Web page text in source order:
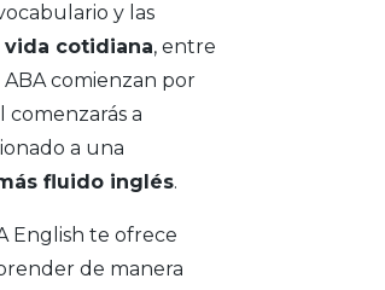
y las
cotidiana, entre
comienzan por
a
a una
fluido inglés.
English te ofrece
de manera